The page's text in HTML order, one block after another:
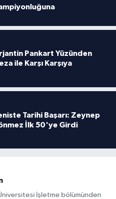
Pankart Yüzünden
ile Karşı Karşıya
Tarihi Başarı: Zeynep
İlk 50'ye Girdi
İşletme bölümünden